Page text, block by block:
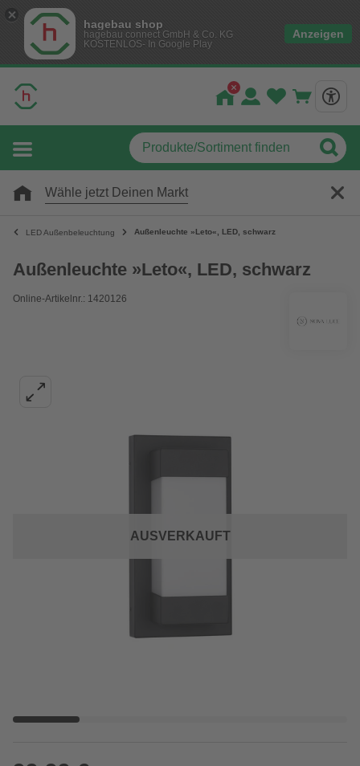
hagebau shop
hagebau connect GmbH & Co. KG
KOSTENLOS- In Google Play
Anzeigen
Wähle jetzt Deinen Markt
LED Außenbeleuchtung Außenleuchte »Leto«, LED, schwarz
Außenleuchte »Leto«, LED, schwarz
Online-Artikelnr.: 1420126
AUSVERKAUFT